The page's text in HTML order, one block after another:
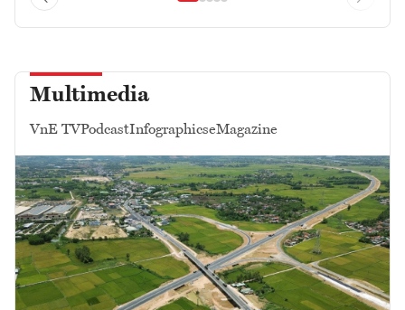
Multimedia
VnE TVPodcastInfographicseMagazine